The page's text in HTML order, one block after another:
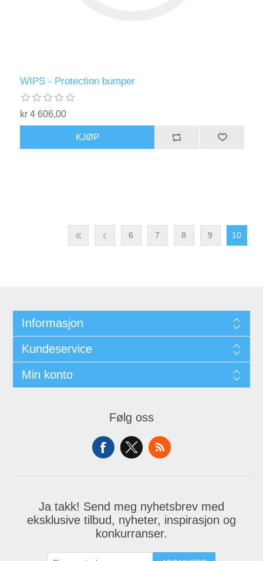
WIPS - Protection bumper
kr 4 606,00
KJØP
6 7 8 9 10
Informasjon
Kundeservice
Min konto
Følg oss
Ja takk! Send meg nyhetsbrev med
eksklusive tilbud, nyheter, inspirasjon og
konkurranser.